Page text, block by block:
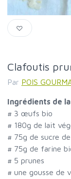
Clafoutis
Par POIS
Ingrédients de
# 3 œufs bio
# 180g de lait
# 75g de sucre
# 75g de farine
# 5 prunes
# une gousse de